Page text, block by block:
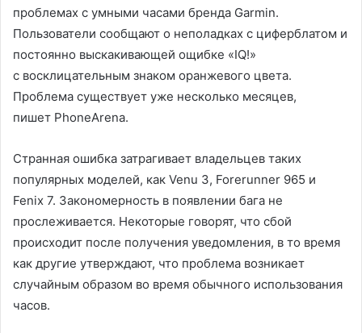
проблемах с умными часами бренда Garmin.
Пользователи сообщают о неполадках с циферблатом и
постоянно выскакивающей ощибке «IQ!»
с восклицательным знаком оранжевого цвета.
Проблема существует уже несколько месяцев,
пишет PhoneArena.
Странная ошибка затрагивает владельцев таких
популярных моделей, как Venu 3, Forerunner 965 и
Fenix 7. Закономерность в появлении бага не
прослеживается. Некоторые говорят, что сбой
происходит после получения уведомления, в то время
как другие утверждают, что проблема возникает
случайным образом во время обычного использования
часов.